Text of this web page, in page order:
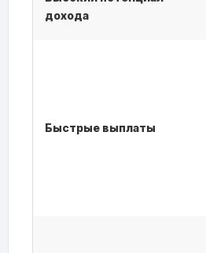
дохода
Быстрые выплаты